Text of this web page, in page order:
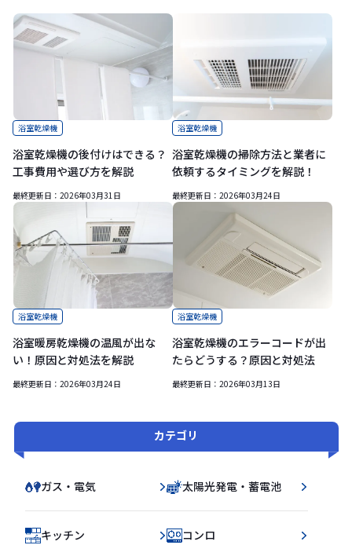
浴室乾燥機
浴室乾燥機の後付けはできる？
工事費用や選び方を解説
最終更新日： 2026年03月31日
浴室乾燥機
浴室乾燥機の掃除方法と業者に
依頼するタイミングを解説！
最終更新日： 2026年03月24日
浴室乾燥機
浴室暖房乾燥機の温風が出な
い！原因と対処法を解説
最終更新日： 2026年03月24日
浴室乾燥機
浴室乾燥機のエラーコードが出
たらどうする？原因と対処法
最終更新日： 2026年03月13日
カテゴリ
ガス・電気 太陽光発電・蓄電池
キッチン コンロ